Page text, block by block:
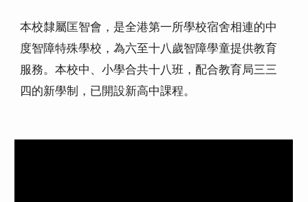
本校隸屬匡智會，是全港第一所學校宿舍相連的中
度智障特殊學校，為六至十八歲智障學童提供教育
服務。本校中、小學合共十八班，配合教育局三三
四的新學制，已開設新高中課程。